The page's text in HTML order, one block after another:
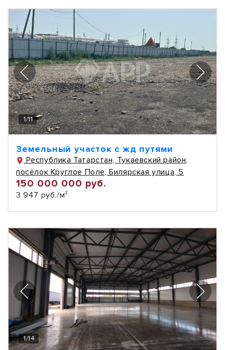
1/11
Земельный участок с жд путями
Республика Татарстан, Тукаевский район,
посёлок Круглое Поле, Билярская улица, 5
150 000 000 руб.
3 947 руб./м²
1/14